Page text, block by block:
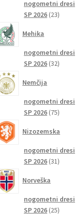
nogometni dresi
SP 2026 2323
Mehika
nogometni dresi
SP 2026 3232
Nemčija
nogometni dresi
SP 2026 7575
Nizozemska
nogometni dresi
SP 2026 3131
Norveška
nogometni dresi
SP 2026 2525